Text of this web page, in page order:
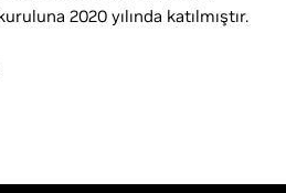
2020 yılında katılmıştır.